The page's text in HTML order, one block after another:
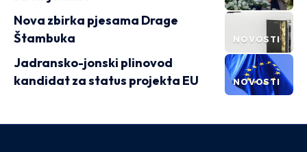
NOVOSTI
Nova zbirka pjesama Drage
Štambuka
NOVOSTI
Jadransko-jonski plinovod
kandidat za status projekta EU